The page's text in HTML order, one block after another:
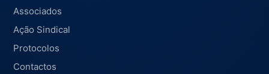
Associados
Ação Sindical
Protocolos
Contactos